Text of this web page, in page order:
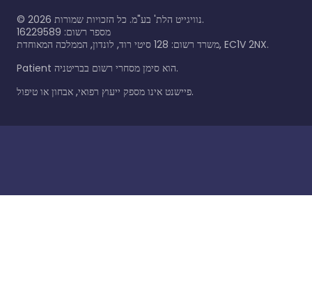
© 2026
נוויגייט הלת' בע"מ. כל הזכויות שמורות.
מספר רשום: 16229589
משרד רשום: 128 סיטי רוד, לונדון, הממלכה המאוחדת, EC1V 2NX.
Patient הוא סימן מסחרי רשום בבריטניה.
פיישנט אינו מספק ייעוץ רפואי, אבחון או טיפול.